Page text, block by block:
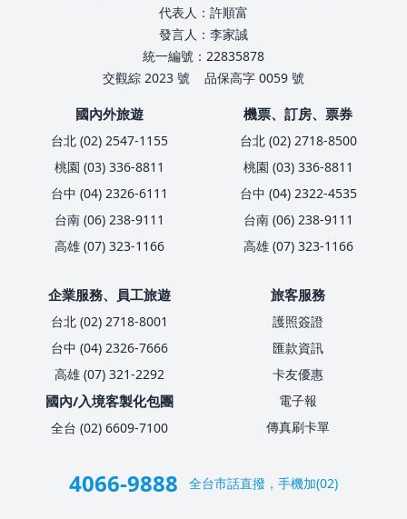
代表人：許順富
發言人：李家誠
統一編號：22835878
交觀綜 2023 號
品保高字 0059 號
國內外旅遊
台北 (02) 2547-1155
桃園 (03) 336-8811
台中 (04) 2326-6111
台南 (06) 238-9111
高雄 (07) 323-1166
機票、訂房、票券
台北 (02) 2718-8500
桃園 (03) 336-8811
台中 (04) 2322-4535
台南 (06) 238-9111
高雄 (07) 323-1166
企業服務、員工旅遊
台北 (02) 2718-8001
台中 (04) 2326-7666
高雄 (07) 321-2292
國內/入境客製化包團
全台 (02) 6609-7100
旅客服務
護照簽證
匯款資訊
卡友優惠
電子報
傳真刷卡單
4066-9888 全台市話直撥，手機加(02)